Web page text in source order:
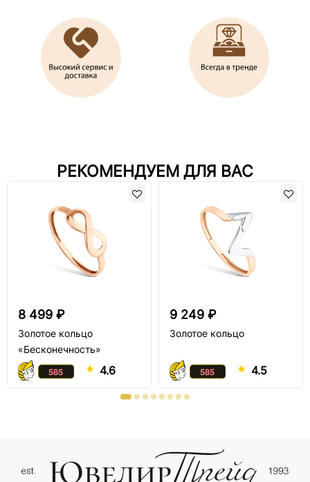
РЕКОМЕНДУЕМ ДЛЯ ВАС
8 499 ₽
Золотое кольцо
«Бесконечность»
4.6
9 249 ₽
Золотое кольцо
4.5